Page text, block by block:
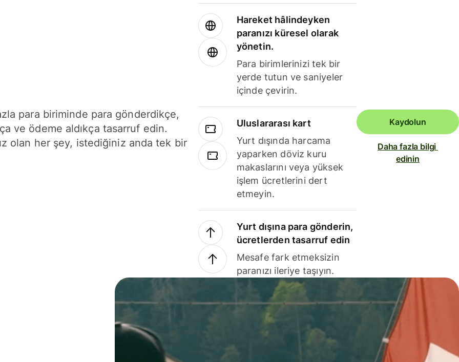
para biriminde para gönderdikçe,
ve ödeme aldıkça tasarruf edin.
olan her şey, istediğiniz anda tek bir
Hareket hâlindeyken
paranızı küresel olarak
yönetin.
Para birimlerinizi tek bir
yerde tutun ve saniyeler
içinde çevirin.
Uluslararası kart
Yurt dışında harcama
yaparken döviz kuru
makaslarını veya yüksek
işlem ücretlerini dert
etmeyin.
Yurt dışına para gönderin,
ücretlerden tasarruf edin
Mesafe fark etmeksizin
paranızı ileriye taşıyın.
Kaydolun
Daha fazla bilgi
edinin